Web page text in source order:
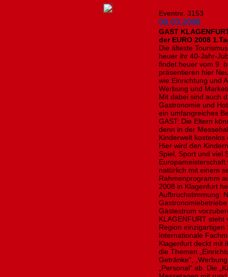
Eventnr. 3153
09.03.2008
GAST
der EURO 2008
Die älteste
heuer ihr 40-Jahr-
findet heuer vom 9.
präsentieren hier
wie Einrichtung und
Werbung und
Mit dabei sind auch
Gastronomie und
ein umfangreiches
GAST: Die Eltern
denn in der
Kinderwelt
Hier wird den
Spiel, Sport und viel
natürlich mit einem
Rahmenprogramm
2008 in Klagenfurt
Aufbruchstimmung:
Gästestrom
KLAGENFURT
Region einzigartigen
Internationale
Klagenfurt deckt mit
die Themen
Getränke“,
„Personal“ ab. Die